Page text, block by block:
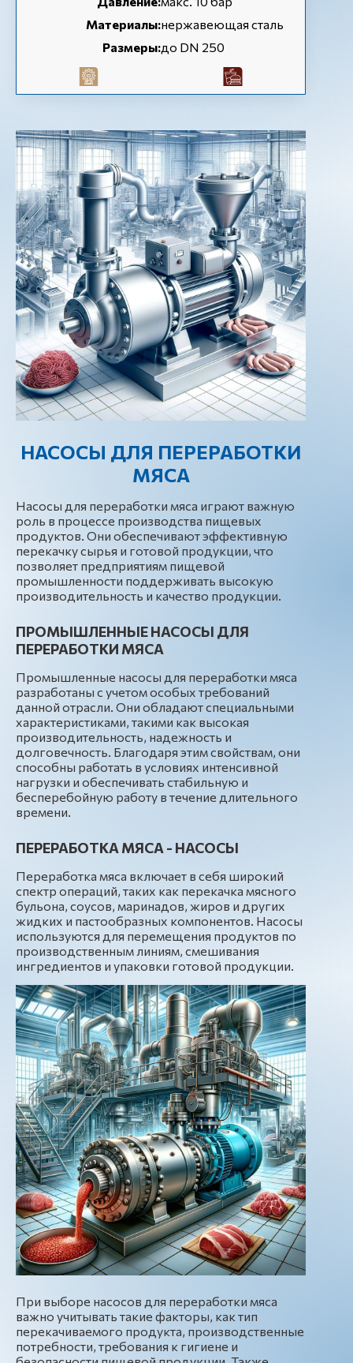
Материалы:нержавеющая сталь
Размеры:до DN 250
НАСОСЫ ДЛЯ ПЕРЕРАБОТКИ
МЯСА
Насосы для переработки мяса играют важную
роль в процессе производства пищевых
продуктов. Они обеспечивают эффективную
перекачку сырья и готовой продукции, что
позволяет предприятиям пищевой
промышленности поддерживать высокую
производительность и качество продукции.
ПРОМЫШЛЕННЫЕ НАСОСЫ ДЛЯ
ПЕРЕРАБОТКИ МЯСА
Промышленные насосы для переработки мяса
разработаны с учетом особых требований
данной отрасли. Они обладают специальными
характеристиками, такими как высокая
производительность, надежность и
долговечность. Благодаря этим свойствам, они
способны работать в условиях интенсивной
нагрузки и обеспечивать стабильную и
бесперебойную работу в течение длительного
времени.
ПЕРЕРАБОТКА МЯСА - НАСОСЫ
Переработка мяса включает в себя широкий
спектр операций, таких как перекачка мясного
бульона, соусов, маринадов, жиров и других
жидких и пастообразных компонентов. Насосы
используются для перемещения продуктов по
производственным линиям, смешивания
ингредиентов и упаковки готовой продукции.
При выборе насосов для переработки мяса
важно учитывать такие факторы, как тип
перекачиваемого продукта, производственные
потребности, требования к гигиене и